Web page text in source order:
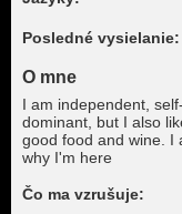
Posledné vysielanie:
O mne
I am independent,
dominant, but I also
good food and wine. I
why I'm here
Čo ma vzrušuje: